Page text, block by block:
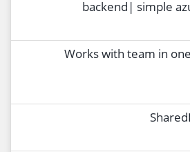
backend| simple
Works with team in